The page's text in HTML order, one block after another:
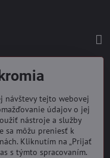
návštevy tejto webovej
údajov o jej
nástroje a služby
sa môžu preniesť k
Kliknutím na „Prijať
s týmto spracovaním.